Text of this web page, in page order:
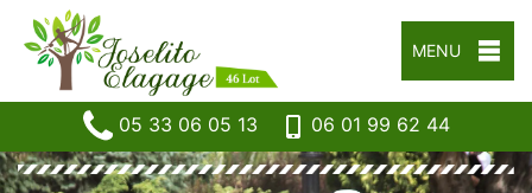
MENU
05 33 06 05 13 06 01 99 62 44